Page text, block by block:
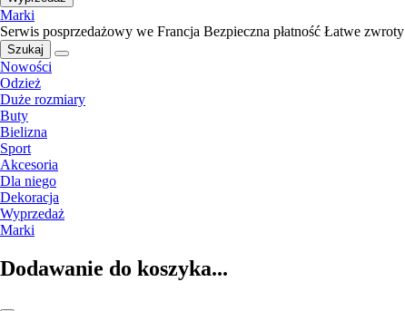
Marki
Serwis posprzedażowy we Francja Bezpieczna płatność Łatwe zwroty
Szukaj
Nowości
Odzież
Duże rozmiary
Buty
Bielizna
Sport
Akcesoria
Dla niego
Dekoracja
Wyprzedaż
Marki
Dodawanie do koszyka...